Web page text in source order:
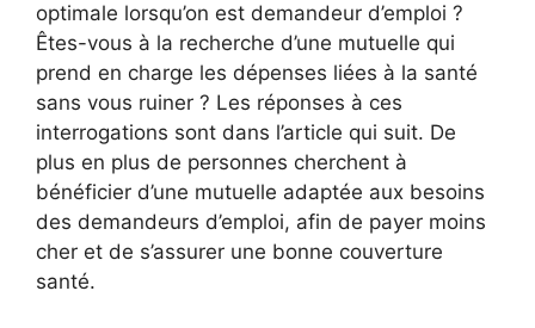
optimale lorsqu’on est demandeur d’emploi ?
Êtes-vous à la recherche d’une mutuelle qui
prend en charge les dépenses liées à la santé
sans vous ruiner ? Les réponses à ces
interrogations sont dans l’article qui suit. De
plus en plus de personnes cherchent à
bénéficier d’une mutuelle adaptée aux besoins
des demandeurs d’emploi, afin de payer moins
cher et de s’assurer une bonne couverture
santé.